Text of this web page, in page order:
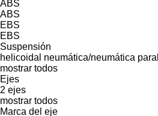
ABS
ABS
EBS
EBS
Suspensión
helicoidal neumática/neumática
mostrar todos
Ejes
2 ejes
mostrar todos
Marca del eje